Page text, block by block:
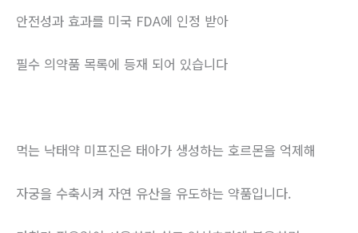
안전성과 효과를 미국 FDA에 인정 받아
필수 의약품 목록에 등재 되어 있습니다
먹는 낙태약 미프진은 태아가 생성하는 호르몬을 억제해
자궁을 수축시켜 자연 유산을 유도하는 약품입니다.